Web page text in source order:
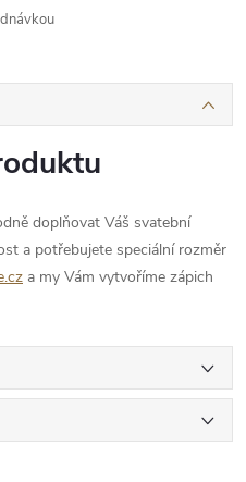
doplňovat Váš svatební
a potřebujete speciální rozměr
a my Vám vytvoříme zápich